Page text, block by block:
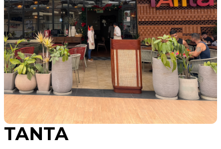
TANTA